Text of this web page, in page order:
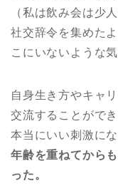
（私は飲み会は少
社交辞令を集めた
こにいないような
自身生き方やキャ
交流することができ
本当にいい刺激にな
年齢を重ねてから
った。